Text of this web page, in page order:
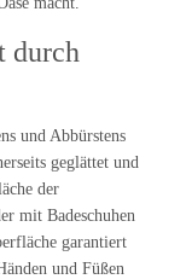
durch
und Abbürstens
geglättet und
der
mit Badeschuhen
garantiert
und Füßen